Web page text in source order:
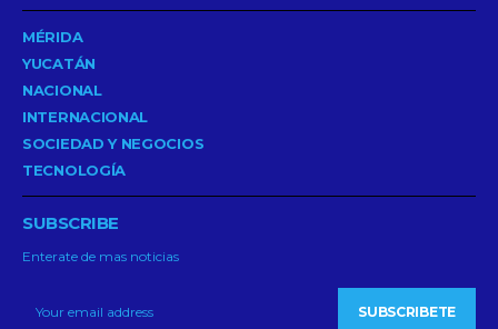
MÉRIDA
YUCATÁN
NACIONAL
INTERNACIONAL
SOCIEDAD Y NEGOCIOS
TECNOLOGÍA
SUBSCRIBE
Enterate de mas noticias
SUBSCRIBETE